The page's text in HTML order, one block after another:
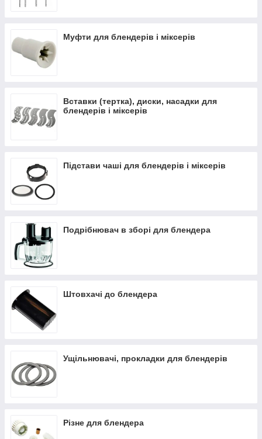
Муфти для блендерів і міксерів
Вставки (тертка), диски, насадки для
блендерів і міксерів
Підстави чаші для блендерів і міксерів
Подрібнювач в зборі для блендера
Штовхачі до блендера
Ущільнювачі, прокладки для блендерів
Різне для блендера